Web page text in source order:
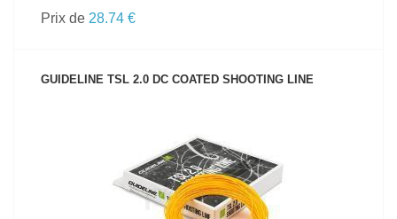
Prix de 28.74 €
GUIDELINE TSL 2.0 DC COATED SHOOTING LINE
VOIR LE PRODUIT